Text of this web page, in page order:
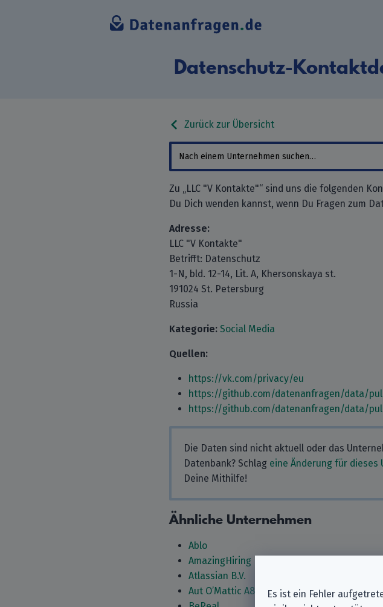
Datenschutz-
Zurück zur Übersicht
Zu „LLC "V Kontakte"“ sind uns die folgenden
Du Dich wenden kannst, wenn Du Fragen zum
Adresse:
LLC "V Kontakte"
Betrifft: Datenschutz
1-N, bld. 12-14, Lit. A, Khersonskaya st.
191024 St. Petersburg
Russia
Kategorie: Social Media
Quellen:
https://vk.com/privacy/eu
https://github.com/datenanfragen/data/
https://github.com/datenanfragen/data/
Die Daten sind nicht aktuell oder das
Datenbank? Schlag eine Änderung für dieses
Deine Mithilfe!
Ähnliche Unternehmen
Ablo
AmazingHiring
Atlassian B.V.
Aut O’Mattic A8C Ireland Ltd.
Es ist ein Fehler